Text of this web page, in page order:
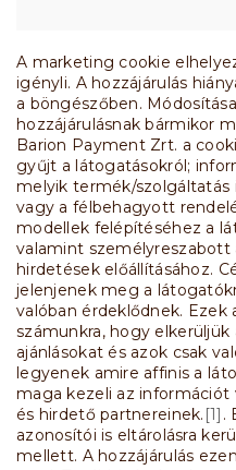
A marketing cookie
igényli. A hozzájárulás
a böngészőben.
hozzájárulásnak bármikor
Barion Payment Zrt. a
gyűjt a látogatásokról;
melyik termék/szolgáltatás
vagy a félbehagyott
modellek felépítéséhez a
valamint személyreszabott
hirdetések előállításához.
jelenjenek meg a
valóban érdeklődnek. Ezek
számunkra, hogy
ajánlásokat és azok csak
legyenek amire affinis a
maga kezeli az
és hirdető partnereinek. [1] .
azonosítói is eltárolásra
mellett. A hozzájárulás